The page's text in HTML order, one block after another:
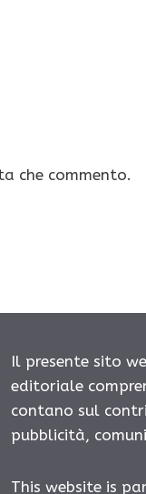
che commento.
Il presente sito
editoriale
contano sul
pubblicità,
This website is